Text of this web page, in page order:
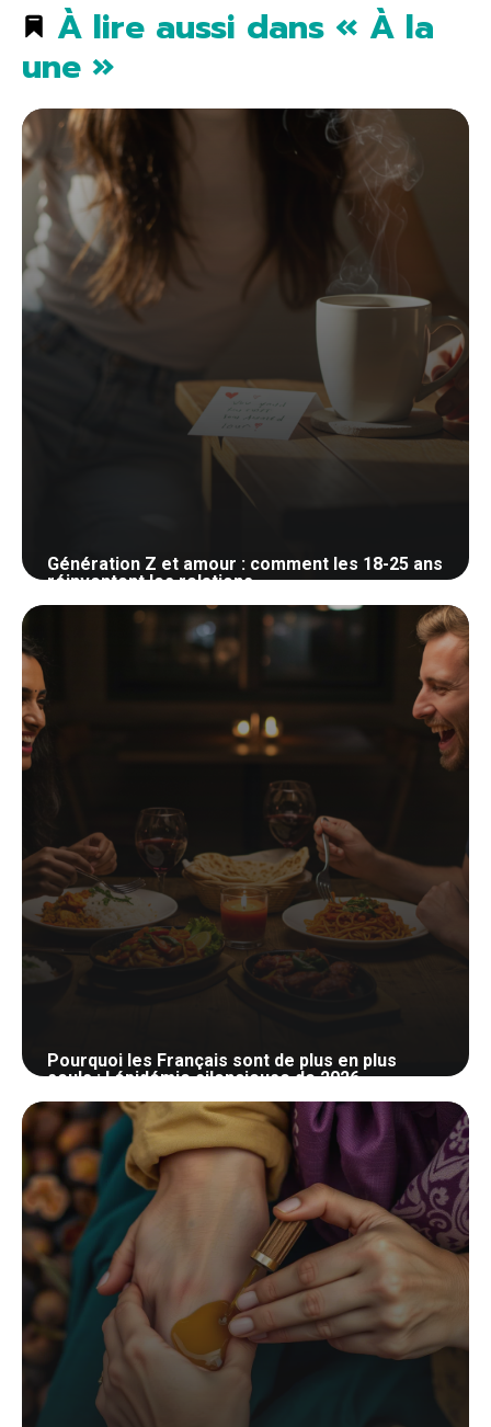
À lire aussi dans « À la
une »
Génération Z et amour : comment les 18-25 ans
réinventent les relations
Pourquoi les Français sont de plus en plus
seuls : l épidémie silencieuse de 2026
29 avril 2026